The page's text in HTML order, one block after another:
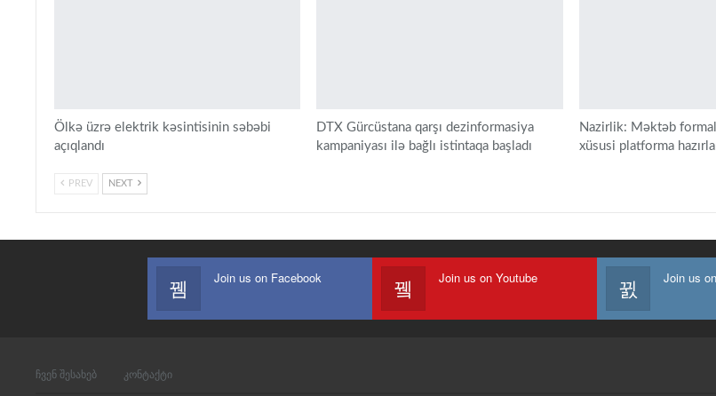
Ölkə üzrə elektrik kəsintisinin səbəbi
açıqlandı
DTX Gürcüstana qarşı dezinformasiya
kampaniyası ilə bağlı istintaqa başladı
Nazirlik: Məktəb
xüsusi platforma
PREV NEXT
Join us on Facebook Join us on Youtube Join us
ჩვენ შესახებ კონტაქტი